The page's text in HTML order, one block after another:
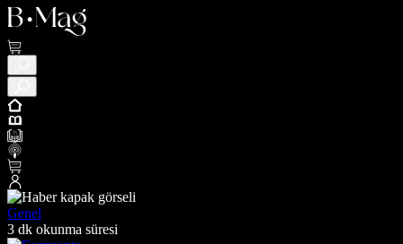
Genel
3 dk okunma süresi